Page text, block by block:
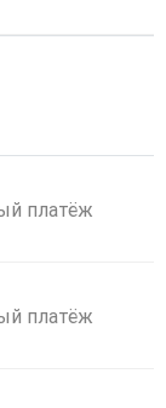
платёж
платёж